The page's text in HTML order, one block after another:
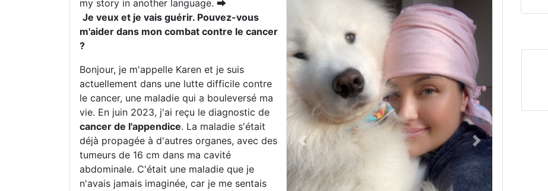
Previous Next
my story in another language. ⮕
Je veux et je vais guérir. Pouvez-vous
m'aider dans mon combat contre le cancer
?
Bonjour, je m'appelle Karen et je suis
actuellement dans une lutte difficile contre
le cancer, une maladie qui a bouleversé ma
vie. En juin 2023, j'ai reçu le diagnostic de
cancer de l'appendice. La maladie s'était
déjà propagée à d'autres organes, avec des
tumeurs de 16 cm dans ma cavité
abdominale. C'était une maladie que je
n'avais jamais imaginée, car je me sentais